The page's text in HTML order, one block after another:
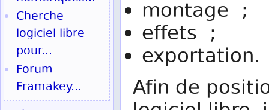
montage ;
effets ;
exportation.
Afin de
Cherche
logiciel libre
pour...
Forum
Framakey...